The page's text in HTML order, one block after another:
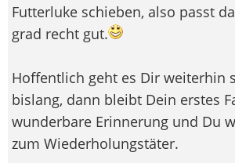
Futterluke schieben, also passt
grad recht gut.
Hoffentlich geht es Dir weiterhin
bislang, dann bleibt Dein erstes
wunderbare Erinnerung und Du
zum Wiederholungstäter.